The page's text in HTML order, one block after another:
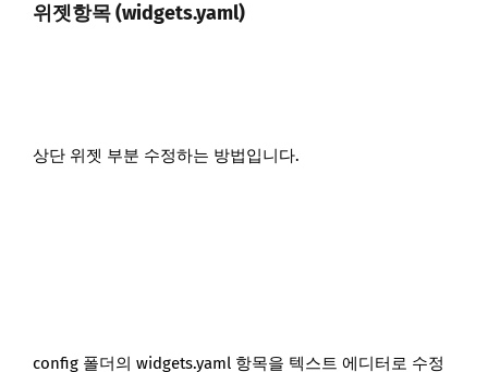
위젯항목 (widgets.yaml)
상단 위젯 부분 수정하는 방법입니다.
config 폴더의 widgets.yaml 항목을 텍스트 에디터로 수정